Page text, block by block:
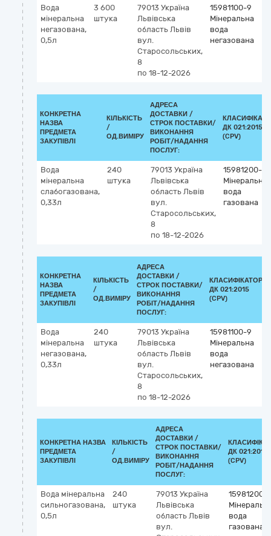
Вода
мінеральна
негазована,
0,5л
3 600
штука
79013 Україна
Львівська
область Львів
вул.
Старосольських,
8
по 18-12-2026
15981100-9
Мінеральна
вода
негазована
КОНКРЕТНА
НАЗВА
ПРЕДМЕТА
ЗАКУПІВЛІ
КІЛЬКІСТЬ
/
ОД.ВИМІРУ
АДРЕСА
ДОСТАВКИ /
СТРОК ПОСТАВКИ/
ВИКОНАННЯ
РОБІТ/НАДАННЯ
ПОСЛУГ:
ДК 021:2015
(CPV)
Вода
мінеральна
слабогазована,
0,33л
240
штука
79013 Україна
Львівська
область Львів
вул.
Старосольських,
8
по 18-12-2026
15981200-0
Мінеральна
вода
газована
КОНКРЕТНА
НАЗВА
ПРЕДМЕТА
ЗАКУПІВЛІ
КІЛЬКІСТЬ
/
ОД.ВИМІРУ
АДРЕСА
ДОСТАВКИ /
СТРОК ПОСТАВКИ/
ВИКОНАННЯ
РОБІТ/НАДАННЯ
ПОСЛУГ:
КЛАСИФІКАТОР
ДК 021:2015
(CPV)
Вода
мінеральна
негазована,
0,33л
240
штука
79013 Україна
Львівська
область Львів
вул.
Старосольських,
8
по 18-12-2026
15981100-9
Мінеральна
вода
негазована
КОНКРЕТНА НАЗВА
ПРЕДМЕТА
ЗАКУПІВЛІ
КІЛЬКІСТЬ
/
ОД.ВИМІРУ
АДРЕСА
ДОСТАВКИ /
СТРОК ПОСТАВКИ/
ВИКОНАННЯ
РОБІТ/НАДАННЯ
ПОСЛУГ:
ДК 021:2015
(CPV)
Вода мінеральна
сильногазована,
0,5л
240
штука
79013 Україна
Львівська
область Львів
вул.
15981200-
вода
газована